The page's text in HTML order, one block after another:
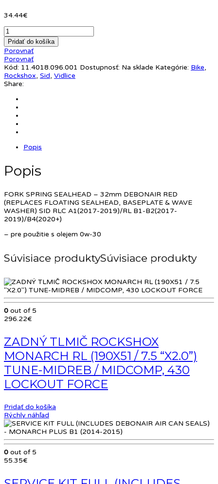
34.44€
Pridať do košíka
Porovnať
Porovnať
Kód: 11.4018.096.001 Dostupnosť: Na sklade Kategórie: Bike,
Rockshox, Sid, Vidlice
Share:
Popis
Popis
FORK SPRING SEALHEAD – 32mm DEBONAIR RED
(REPLACES FLOATING SEALHEAD, BASEPLATE & WAVE
WASHER) SID RLC A1(2017-2019)/RL B1-B2(2017-
2019)/B4(2020+)
– pre použitie s olejem 0w-30
Súvisiace produkty
0 out of 5
296.22€
ZADNÝ TLMIČ ROCKSHOX
MONARCH RL (190X51 / 7.5 “X2.0”)
TUNE-MIDREB / MIDCOMP, 430
LOCKOUT FORCE
Pridať do košíka
Rýchly náhľad
0 out of 5
55.35€